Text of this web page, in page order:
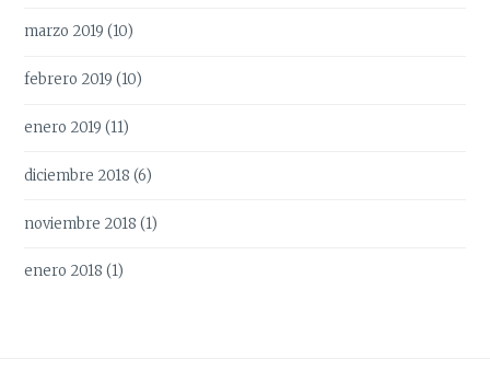
marzo 2019 (10)
febrero 2019 (10)
enero 2019 (11)
diciembre 2018 (6)
noviembre 2018 (1)
enero 2018 (1)